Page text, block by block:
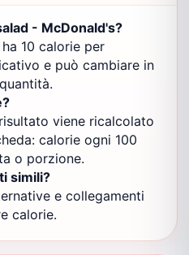
- McDonald's?
10 calorie per
e può cambiare in
viene ricalcolato
calorie ogni 100
o porzione.
simili?
e collegamenti
calorie.